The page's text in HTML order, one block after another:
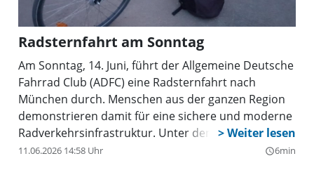
Radsternfahrt am Sonntag
Am Sonntag, 14. Juni, führt der Allgemeine Deutsche
Fahrrad Club (ADFC) eine Radsternfahrt nach
München durch. Menschen aus der ganzen Region
demonstrieren damit für eine sichere und moderne
Radverkehrsinfrastruktur. Unter dem bundesweiten
Motto „Die Zukunft fährt Rad!“ fordert der ADFC
11.06.2026 14:58 Uhr query_builder6min